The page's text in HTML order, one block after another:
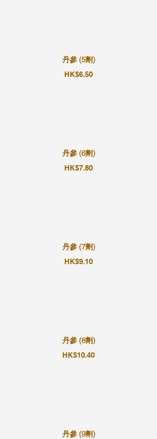
丹參 (5劑)
HK$6.50
丹參 (6劑)
HK$7.80
丹參 (7劑)
HK$9.10
丹參 (8劑)
HK$10.40
丹參 (9劑)